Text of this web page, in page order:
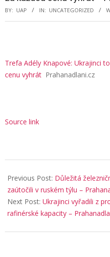
BY: UAP IN: UNCATEGORIZED
Trefa Adély Knapové: Ukrajinci
cenu vyhrát Prahanadlani.cz
Source link
08-
26
Previous Post: Důležitá
zaútočili v ruském týlu –
Next Post: Ukrajinci vyřadili z
rafinérské kapacity –